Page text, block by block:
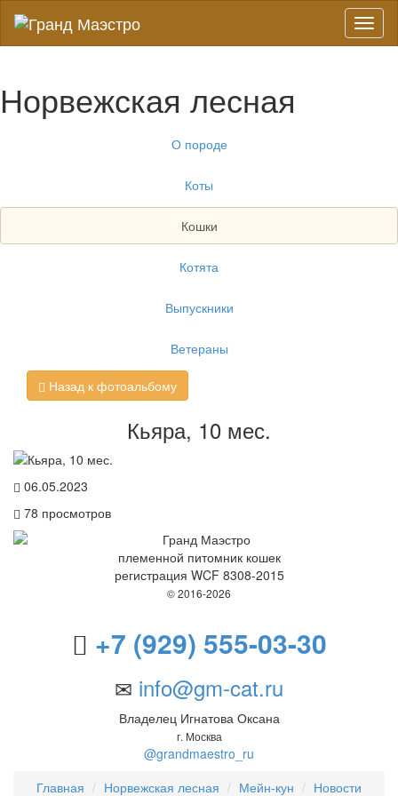
Норвежская лесная
О породе
Коты
Кошки
Котята
Выпускники
Ветераны
Назад к фотоальбому
Кьяра, 10 мес.
06.05.2023
78 просмотров
племенной питомник кошек
регистрация WCF 8308-2015
© 2016-2026
+7 (929) 555-03-30
info@gm-cat.ru
Владелец Игнатова Оксана
г. Москва
@grandmaestro_ru
Главная
Норвежская лесная Мейн-кун Новости